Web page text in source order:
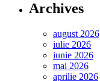
Archives
august 2026
iulie 2026
iunie 2026
mai 2026
aprilie 2026